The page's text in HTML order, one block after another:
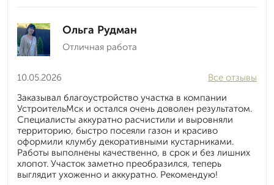
Ольга Рудман
Отличная работа
10.05.2026
Все отзывы
Заказывал благоустройство участка в компании
УстроительМск и остался очень доволен результатом.
Специалисты аккуратно расчистили и выровняли
территорию, быстро посеяли газон и красиво
оформили клумбу декоративными кустарниками.
Работы выполнены качественно, в срок и без лишних
хлопот. Участок заметно преобразился, теперь
выглядит ухоженно и аккуратно. Рекомендую!